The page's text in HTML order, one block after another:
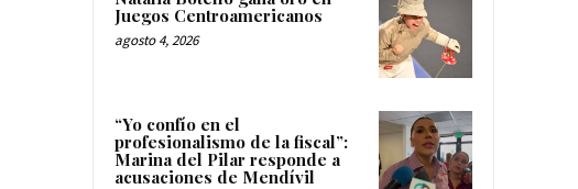
Juegos Centroamericanos
agosto 4, 2026
“Yo confío en el
profesionalismo de la fiscal”:
Marina del Pilar responde a
acusaciones de Mendívil